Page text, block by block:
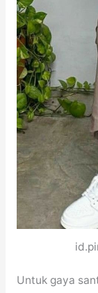
Untuk gaya